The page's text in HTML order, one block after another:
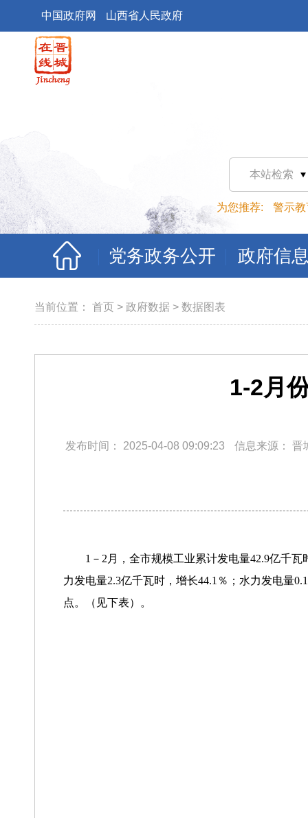
中国政府网 山西省人民政府
本站检索
为您推荐: 警示教
党务政务公开 政府信
当前位置： 首页 > 政府数据 > 数据图表
1-2月
发布时间： 2025-04-08 09:09:23 信息来源： 晋
1－2月，全市规模工业累计发电量42.9亿千
力发电量2.3亿千瓦时，增长44.1％；水力发电量
点。（见下表）。